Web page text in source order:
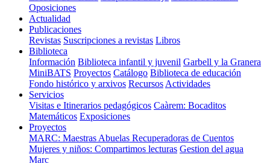
Oposiciones
Actualidad
Publicaciones
Revistas Suscripciones a revistas Libros
Biblioteca
Información Biblioteca infantil y juvenil Garbell y la Granera
MiniBATS Proyectos Catálogo Biblioteca de educación
Fondo histórico y arxivos Recursos Actividades
Servicios
Visitas e Itinerarios pedagógicos Caàrem: Bocaditos
Matemáticos Exposiciones
Proyectos
MARC: Maestras Abuelas Recuperadoras de Cuentos
Mujeres y niños: Compartimos lecturas Gestion del agua
Marc